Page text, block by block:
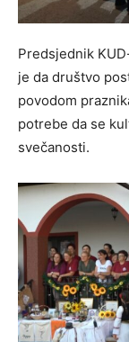
Predsjednik
je da društvo
povodom
potrebe da se
svečanosti.